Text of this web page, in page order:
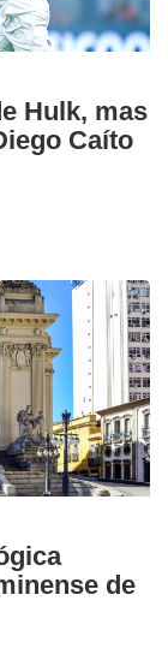
Hulk, mas
Caíto
de